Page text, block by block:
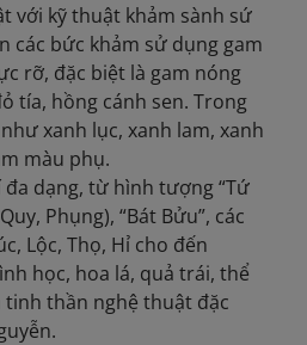
với kỹ thuật khảm sành sứ
các bức khảm sử dụng gam
rỡ, đặc biệt là gam nóng
tía, hồng cánh sen. Trong
xanh lục, xanh lam, xanh
màu phụ.
dạng, từ hình tượng “Tứ
Phụng), “Bát Bửu”, các
Lộc, Thọ, Hỉ cho đến
học, hoa lá, quả trái, thể
tinh thần nghệ thuật đặc